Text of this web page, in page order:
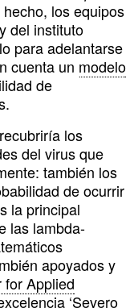
los equipos
del instituto
para adelantarse
cuenta un modelo
de
los
del virus que
también los
de ocurrir
la principal
las lambda-
apoyados y
for Applied
‘Severo